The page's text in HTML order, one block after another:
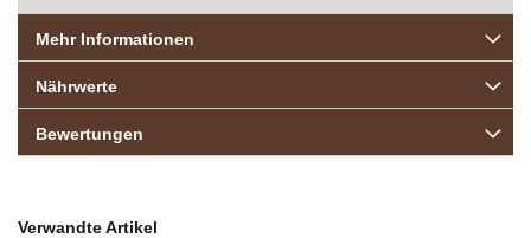
Mehr Informationen
Nährwerte
Bewertungen
Verwandte Artikel